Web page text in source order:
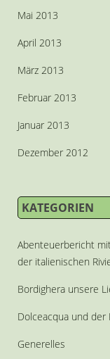
Mai 2013
April 2013
März 2013
Februar 2013
Januar 2013
Dezember 2012
KATEGORIEN
Abenteuerbericht
der italienischen
Bordighera unsere
Dolceacqua und der
Generelles